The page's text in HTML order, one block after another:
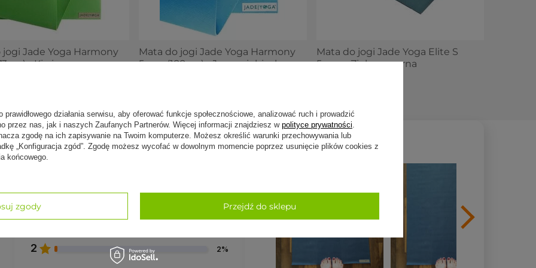
Na koniec mycia spłukujemy porządnie i
ani nie suszyć na słońcu.
woń naturalnego kauczuku, która z czasem się
znajdziesz ich ponad 200 rodzajów:
jogi Jade Yoga Harmony
- Kiwi
Mata do jogi Jade Yoga Harmony
5mm (188cm) - Jasnoniebieska
Mata do jogi Jade Yoga Elite S
5mm - Zielonoczarna
5
3 2%
2 2%
działania serwisu, aby oferować funkcje społecznościowe, analizować ruch i prowadzić
przez nas, jak i naszych Zaufanych Partnerów. Więcej informacji znajdziesz w polityce prywatności.
zgodę na ich zapisywanie na Twoim komputerze. Możesz określić warunki przechowywania lub
„Konfiguracja zgód”. Zgodę możesz wycofać w dowolnym momencie poprzez usunięcie plików cookies z
końcowego.
zgody Przejdź do sklepu